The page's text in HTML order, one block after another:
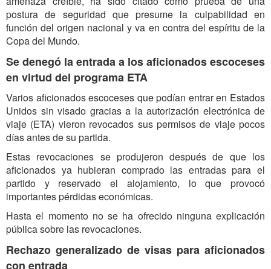
postura de seguridad que presume la culpabilidad en
función del origen nacional y va en contra del espíritu de la
Copa del Mundo.
Se denegó la entrada a los aficionados escoceses
en virtud del programa ETA
Varios aficionados escoceses que podían entrar en Estados
Unidos sin visado gracias a la autorización electrónica de
viaje (ETA) vieron revocados sus permisos de viaje pocos
días antes de su partida.
Estas revocaciones se produjeron después de que los
aficionados ya hubieran comprado las entradas para el
partido y reservado el alojamiento, lo que provocó
importantes pérdidas económicas.
Hasta el momento no se ha ofrecido ninguna explicación
pública sobre las revocaciones.
Rechazo generalizado de visas para aficionados
con entrada